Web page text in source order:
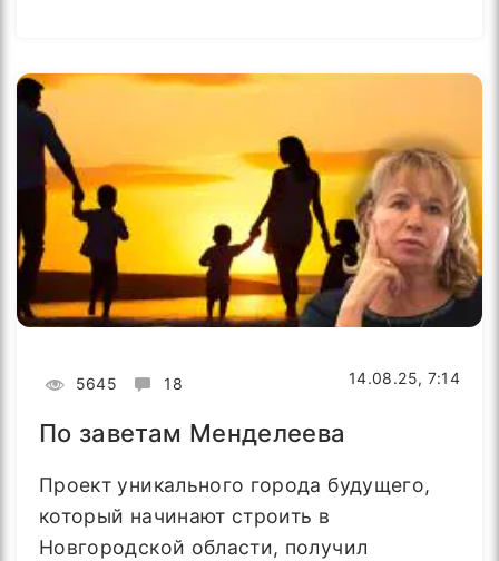
5645 18 14.08.25, 7:14
По заветам Менделеева
Проект уникального города будущего,
который начинают строить в
Новгородской области, получил